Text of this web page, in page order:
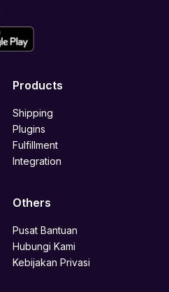
Products
Shipping
Plugins
Fulfillment
Integration
Others
Pusat Bantuan
Hubungi Kami
Kebijakan Privasi